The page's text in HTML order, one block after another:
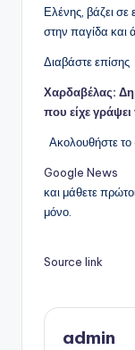
Ελένης, βάζει σε
στην παγίδα και
Διαβάστε επίσης
Χαρδαβέλας:
που είχε
Ακολουθήστε
Google News
και μάθετε
μόνο.
Source link
admin